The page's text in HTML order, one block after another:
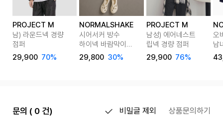
PROJECT M
남) 라운드넥 경량
점퍼
29,900 70%
NORMALSHAKE
시어서커 방수
하이넥 바람막이
반바지
트레이닝세트
29,800 30%
PROJECT M
남성) 에어네스트
립넥 경량 점퍼
29,900 76%
오
남
후
문의 ( 0 건) 비밀글 제외 상품문의하기